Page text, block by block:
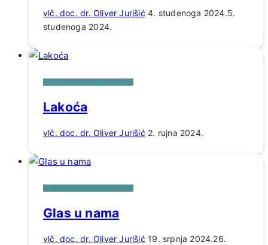
vlč. doc. dr. Oliver Jurišić 4. studenoga 2024.5.
studenoga 2024.
Lakoća
vlč. doc. dr. Oliver Jurišić 2. rujna 2024.
Glas u nama
vlč. doc. dr. Oliver Jurišić 19. srpnja 2024.26.